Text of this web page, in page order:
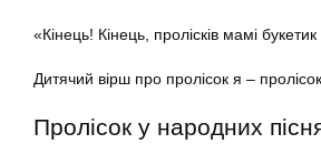
«Кінець! Кінець, пролісків мамі букетик
Дитячий вірш про пролісок я –
Пролісок у народних